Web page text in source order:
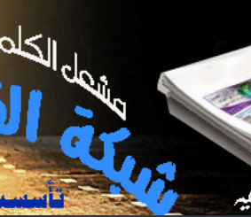
يهودية تدعو الدول العربية لوقف التطبيع
يواجهها حزب الله؟